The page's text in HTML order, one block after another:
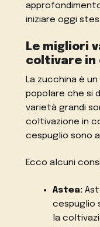
iniziare oggi
Le migliori
coltivare
La zucchina è
popolare che si
varietà grandi
coltivazione in
cespuglio sono
Ecco alcuni
Astea:
cespuglio
la